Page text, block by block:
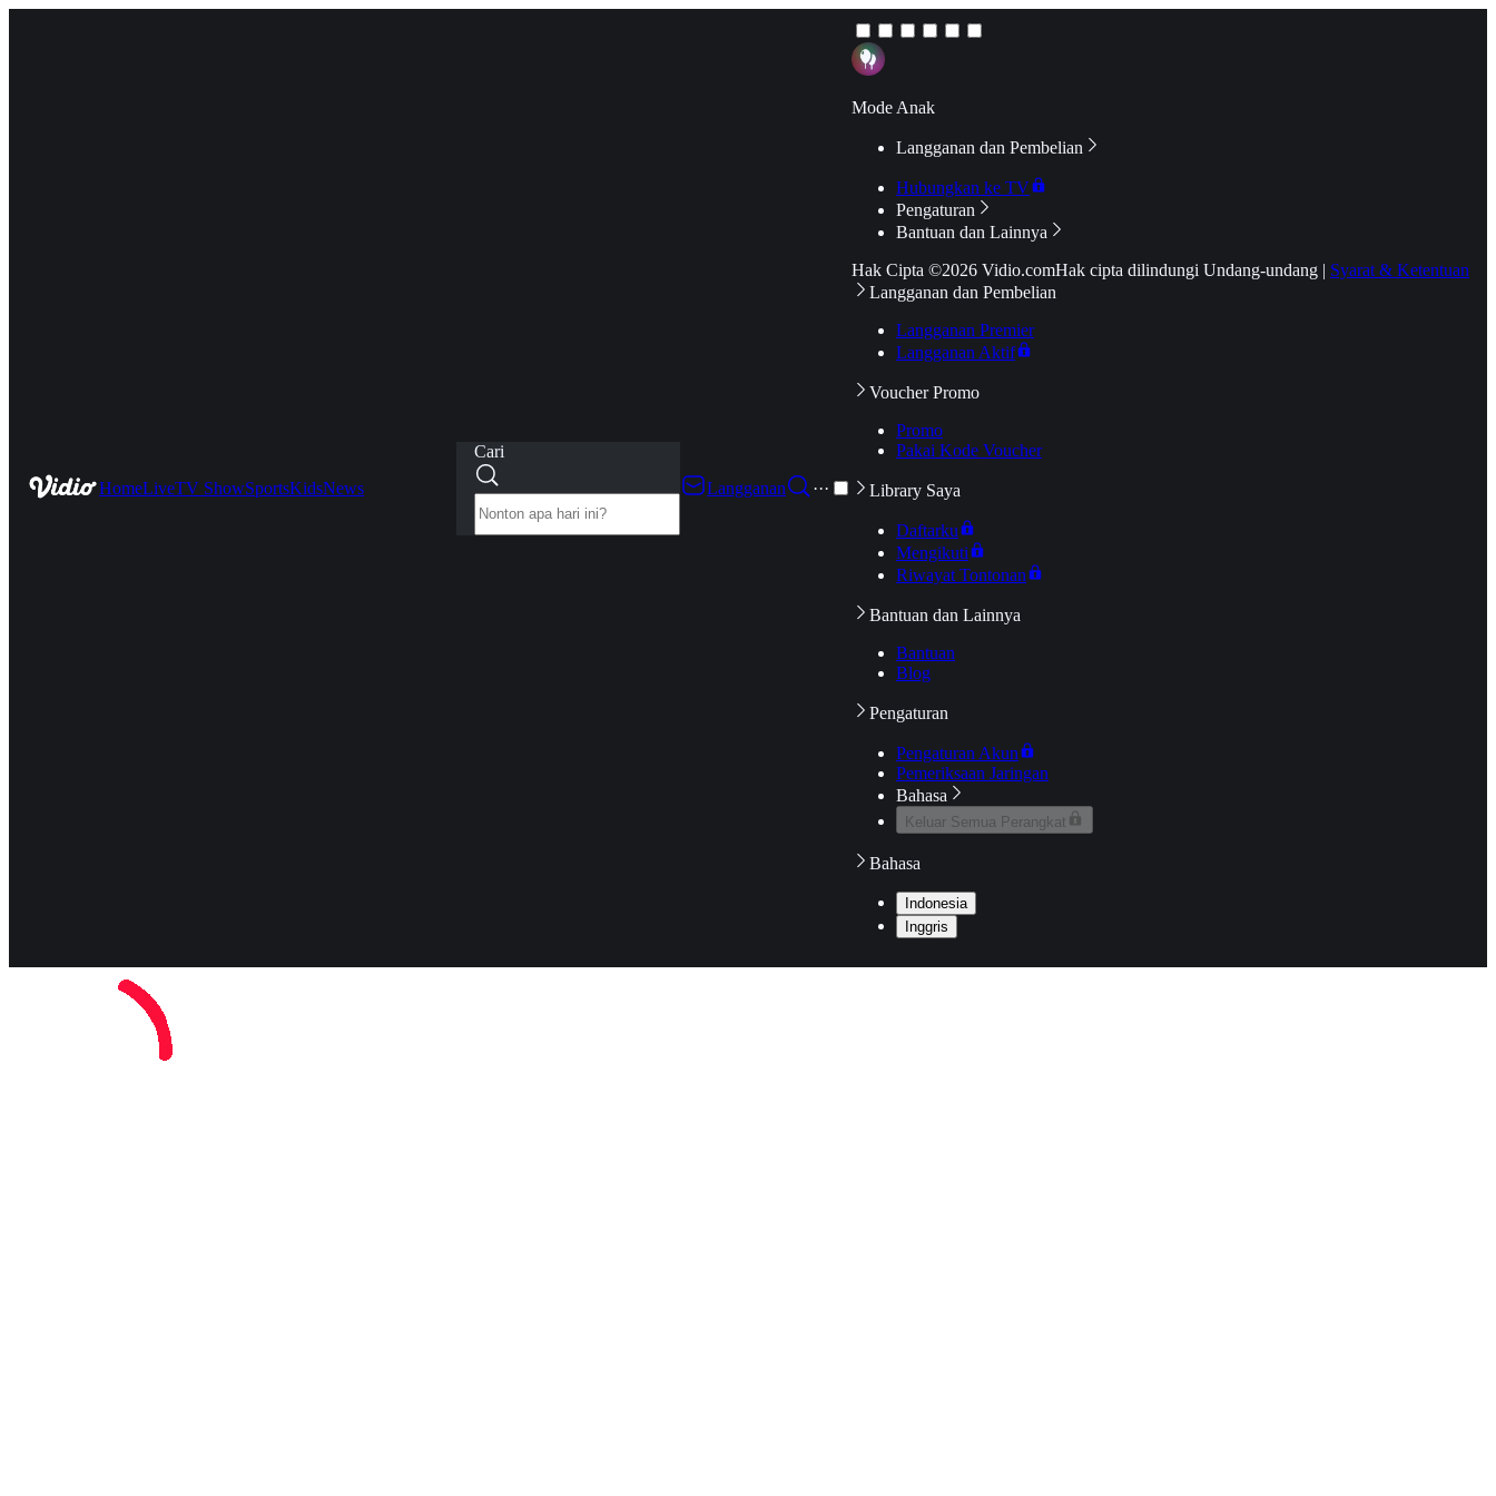
HomeLiveTV ShowSportsKidsNews
Cari
Langganan
···
Mode Anak
Langganan dan Pembelian
Hubungkan ke TV
Pengaturan
Bantuan dan Lainnya
Hak Cipta ©2026 Vidio.comHak cipta dilindungi Undang-undang | Syarat & Ketentuan
Langganan dan Pembelian
Langganan Premier
Langganan Aktif
Voucher Promo
Promo
Pakai Kode Voucher
Library Saya
Daftarku
Mengikuti
Riwayat Tontonan
Bantuan dan Lainnya
Bantuan
Blog
Pengaturan
Pengaturan Akun
Pemeriksaan Jaringan
Bahasa
Keluar Semua Perangkat
Bahasa
Indonesia
Inggris